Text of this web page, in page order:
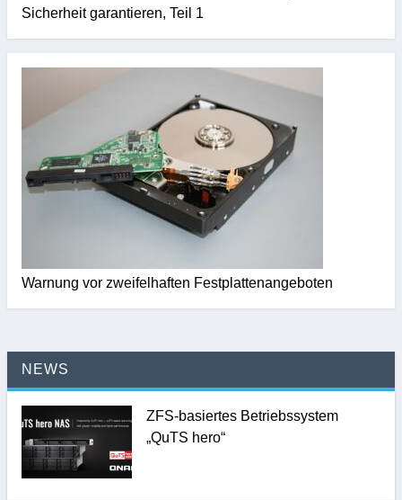
Sicherheit garantieren, Teil 1
Warnung vor zweifelhaften Festplattenangeboten
NEWS
ZFS-basiertes Betriebssystem
„QuTS hero“